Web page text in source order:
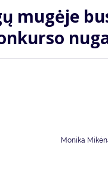
mugėje
Monika